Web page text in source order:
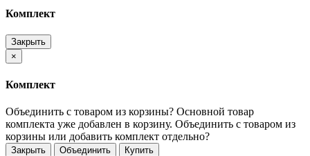
Комплект
Закрыть
×
Комплект
Объединить с товаром из корзины? Основной товар
комплекта уже добавлен в корзину. Объединить с товаром из
корзины или добавить комплект отдельно?
Закрыть Объединить
Купить